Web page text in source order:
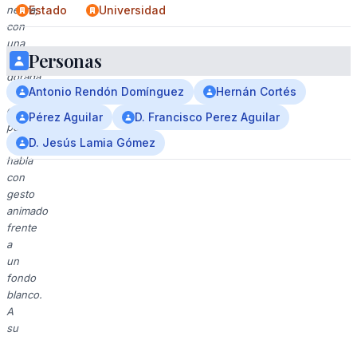
negra,
con
una
insignia
dorada
en
el
pecho
izquierdo,
habla
con
gesto
animado
frente
a
un
fondo
blanco.
A
su
Estado Universidad
Personas
Antonio Rendón Domínguez
Hernán Cortés
Pérez Aguilar
D. Francisco Perez Aguilar
D. Jesús Lamia Gómez